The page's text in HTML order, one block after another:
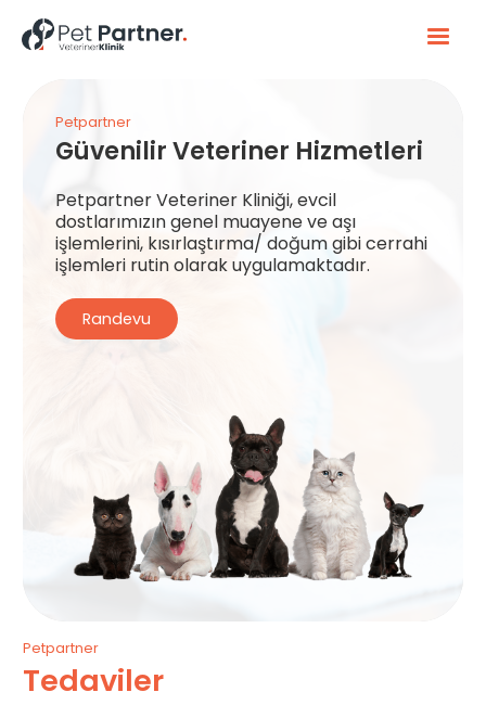
Petpartner
Güvenilir Veteriner Hizmetleri
Petpartner Veteriner Kliniği, evcil
dostlarımızın genel muayene ve aşı
işlemlerini, kısırlaştırma/ doğum gibi cerrahi
işlemleri rutin olarak uygulamaktadır.
Randevu
Petpartner
Tedaviler